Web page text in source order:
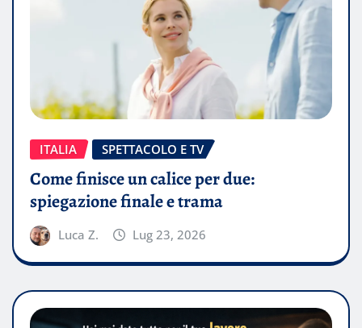
ITALIA SPETTACOLO E TV
Come finisce un calice per due:
spiegazione finale e trama
Luca Z. Lug 23, 2026